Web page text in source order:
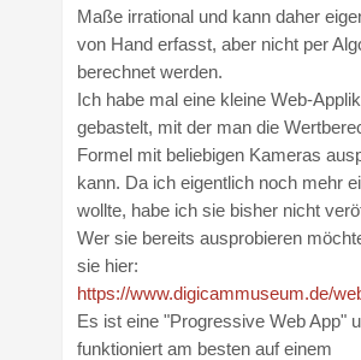
Maße irrational und kann daher
von Hand erfasst, aber nicht per
berechnet werden.
Ich habe mal eine kleine Web-
gebastelt, mit der man die
Formel mit beliebigen Kameras
kann. Da ich eigentlich noch mehr
wollte, habe ich sie bisher nicht
Wer sie bereits ausprobieren
sie hier:
https://www.digicammuseum.de/
Es ist eine "Progressive Web App"
funktioniert am besten auf einem